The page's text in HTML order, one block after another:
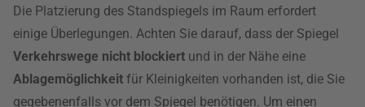
Die Platzierung des Standspiegels im Raum erfordert
einige Überlegungen. Achten Sie darauf, dass der Spiegel
Verkehrswege nicht blockiert und in der Nähe eine
Ablagemöglichkeit für Kleinigkeiten vorhanden ist, die Sie
gegebenenfalls vor dem Spiegel benötigen. Um einen